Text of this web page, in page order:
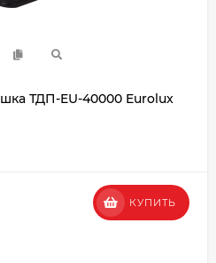
ТДП-EU-40000 Eurolux
КУПИТЬ